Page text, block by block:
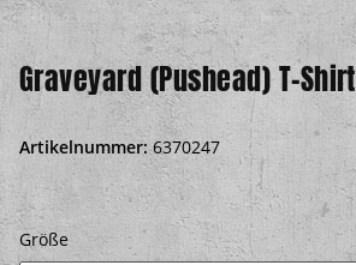
Graveyard (Pushead) T-Shirt
Artikelnummer:6370247
Größe